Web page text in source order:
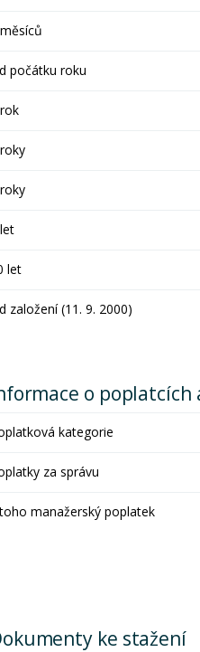
počátku roku
let
založení (11. 9. 2000)
o poplatcích
kategorie
za správu
manažerský poplatek
ke stažení